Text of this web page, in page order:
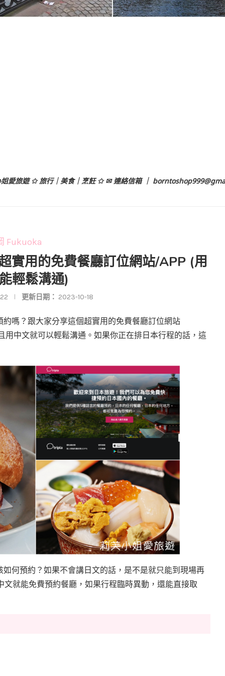
愛旅遊 ✩ 旅行｜美食｜烹飪 ✩ ✉ 連絡信箱 ｜
Fukuoka
實用的免費餐廳訂位網站/APP (用
輕鬆溝通)
更新日期： 2023-10-18
嗎？跟大家分享這個超實用的免費餐廳訂位網站
用中文就可以輕鬆溝通。如果你正在排日本行程的話，這
何預約？如果不會講日文的話，是不是就只能到現場再
文就能免費預約餐廳，如果行程臨時異動，還能直接取